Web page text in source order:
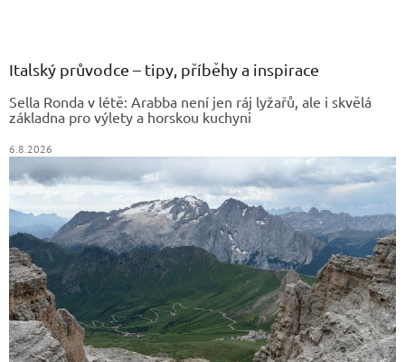
Italský průvodce – tipy, příběhy a inspirace
Sella Ronda v létě: Arabba není jen ráj lyžařů, ale i skvělá
základna pro výlety a horskou kuchyni
6.8.2026